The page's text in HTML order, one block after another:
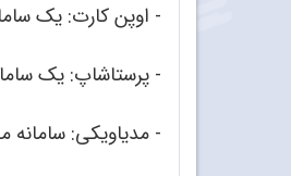
- اوپن کارت: یک
- پرستاشاپ: یک
- مدیاویکی: سامانه